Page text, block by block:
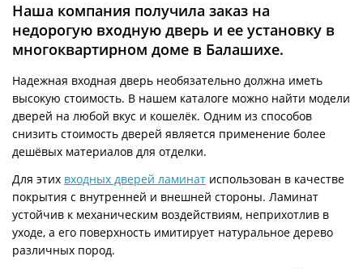
Наша компания получила заказ на
недорогую входную дверь и ее установку в
многоквартирном доме в Балашихе.
Надежная входная дверь необязательно должна иметь
высокую стоимость. В нашем каталоге можно найти модели
дверей на любой вкус и кошелёк. Одним из способов
снизить стоимость дверей является применение более
дешёвых материалов для отделки.
Для этих входных дверей ламинат использован в качестве
покрытия с внутренней и внешней стороны. Ламинат
устойчив к механическим воздействиям, неприхотлив в
уходе, а его поверхность имитирует натуральное дерево
различных пород.